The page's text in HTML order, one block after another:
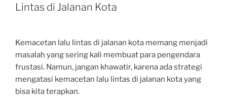
Lintas di Jalanan Kota
Kemacetan lalu lintas di jalanan kota memang menjadi
masalah yang sering kali membuat para pengendara
frustasi. Namun, jangan khawatir, karena ada strategi
mengatasi kemacetan lalu lintas di jalanan kota yang
bisa kita terapkan.